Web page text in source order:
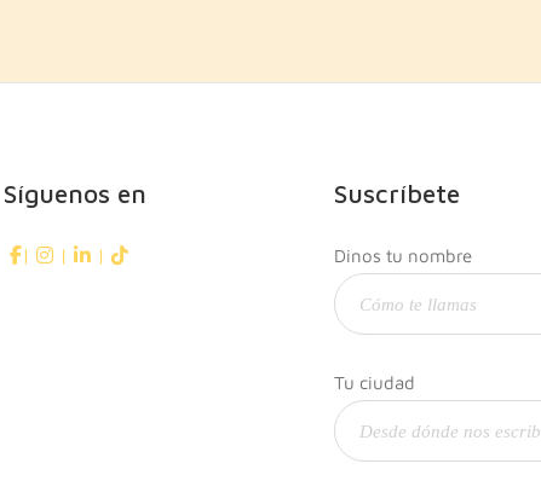
Síguenos en
| | |
Suscríbete
Dinos tu nombre
Tu ciudad